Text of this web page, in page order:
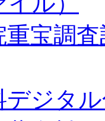
重宝調
デジタ